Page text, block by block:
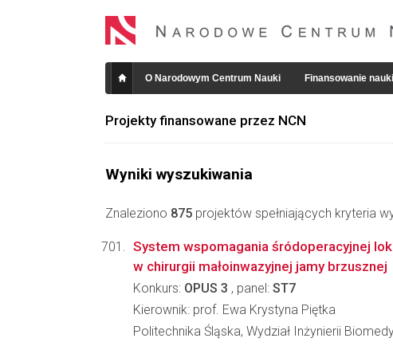
O Narodowym Centrum Nauki Finansowanie nauki
Projekty finansowane przez NCN
Wyniki wyszukiwania
Znaleziono 875 projektów spełniających kryteria
System wspomagania śródoperacyjnej
w chirurgii małoinwazyjnej jamy brzusznej
Konkurs: OPUS 3 , panel: ST7
Kierownik: prof. Ewa Krystyna Piętka
Politechnika Śląska, Wydział Inżynierii